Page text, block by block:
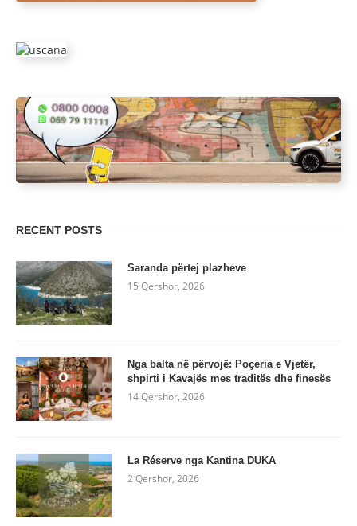
RECENT POSTS
Saranda përtej plazheve
15 Qershor, 2026
Nga balta në përvojë: Poçeria e Vjetër,
shpirti i Kavajës mes traditës dhe finesës
14 Qershor, 2026
La Réserve nga Kantina DUKA
2 Qershor, 2026